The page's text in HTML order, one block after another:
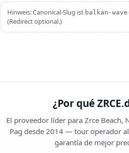
Hinweis: Canonical-Slug ist balkan-
(Redirect optional.)
¿Por qué
El proveedor líder para Zrce Beach,
Pag desde 2014 — tour operador
garantía de mejor